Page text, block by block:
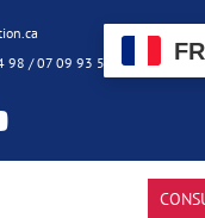
98 / 07 09 93 50 85
FR